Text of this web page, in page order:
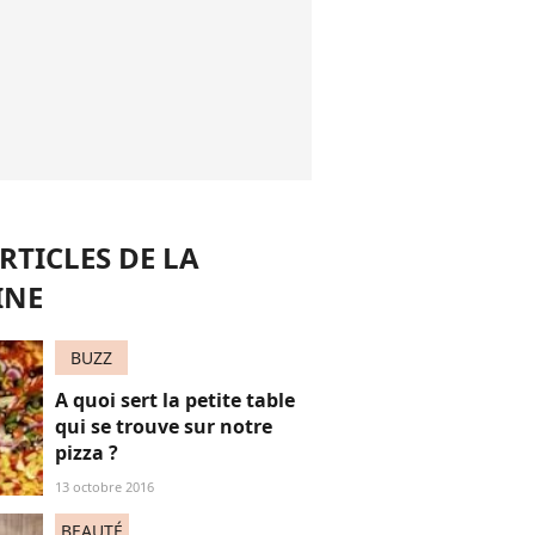
DE LA
BUZZ
A quoi sert la petite table
qui se trouve sur notre
pizza ?
13 octobre 2016